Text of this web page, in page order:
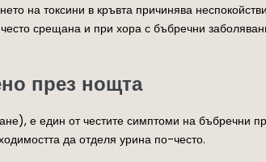
на токсини в кръвта причинява
срещана и при хора с бъбречни
през нощта
е един от честите симптоми на бъбречни
да отделя урина по-често.